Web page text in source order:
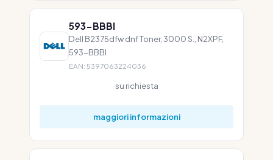
593-BBBI
Dell B2375dfw dnf Toner, 3000 S., N2XPF,
593-BBBI
EAN: 5397063224036
su richiesta
maggiori informazioni